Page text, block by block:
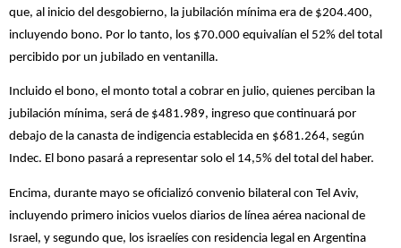
que, al inicio del desgobierno, la jubilación mínima era de $204.400,
incluyendo bono. Por lo tanto, los $70.000 equivalían el 52% del total
percibido por un jubilado en ventanilla.
Incluido el bono, el monto total a cobrar en julio, quienes perciban la
jubilación mínima, será de $481.989, ingreso que continuará por
debajo de la canasta de indigencia establecida en $681.264, según
Indec. El bono pasará a representar solo el 14,5% del total del haber.
Encima, durante mayo se oficializó convenio bilateral con Tel Aviv,
incluyendo primero inicios vuelos diarios de línea aérea nacional de
Israel, y segundo que, los israelíes con residencia legal en Argentina